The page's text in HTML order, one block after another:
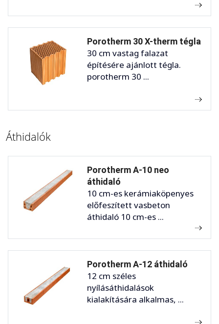
Porotherm 30 X-therm tégla
30 cm vastag falazat
építésére ajánlott tégla.
porotherm 30 ...
Áthidalók
Porotherm A-10 neo
áthidaló
10 cm-es kerámiaköpenyes
előfeszített vasbeton
áthidaló 10 cm-es ...
Porotherm A-12 áthidaló
12 cm széles
nyílásáthidalások
kialakítására alkalmas, ...